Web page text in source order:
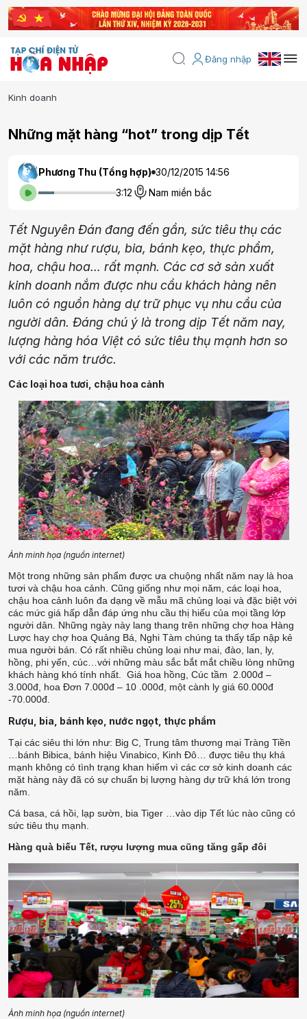
Đăng nhập
Kinh doanh
Những mặt hàng “hot” trong dịp Tết
Phương Thu (Tổng hợp) 30/12/2015 14:56
3:12
Nam miền bắc
Tết Nguyên Đán đang đến gần, sức tiêu thụ các
mặt hàng như rượu, bia, bánh kẹo, thực phẩm,
hoa, chậu hoa… rất mạnh. Các cơ sở sản xuất
kinh doanh nắm được nhu cầu khách hàng nên
luôn có nguồn hàng dự trữ phục vụ nhu cầu của
người dân. Đáng chú ý là trong dịp Tết năm nay,
lượng hàng hóa Việt có sức tiêu thụ mạnh hơn so
với các năm trước.
Các loại hoa tươi, chậu hoa cảnh
Ảnh minh họa (nguồn internet)
Một trong những sản phẩm được ưa chuộng nhất năm nay là hoa
tươi và chậu hoa cảnh. Cũng giống như mọi năm, các loại hoa,
chậu hoa cảnh luôn đa dạng về mẫu mã chủng loại và đặc biệt với
các mức giá hấp dẫn đáp ứng nhu cầu thị hiếu của mọi tầng lớp
người dân. Những ngày này lang thang trên những chợ hoa Hàng
Lược hay chợ hoa Quảng Bá, Nghi Tàm chúng ta thấy tấp nập kẻ
mua người bán. Có rất nhiều chủng loại như mai, đào, lan, ly,
hồng, phi yến, cúc…với những màu sắc bắt mắt chiều lòng những
khách hàng khó tính nhất. Giá hoa hồng, Cúc tầm 2.000đ –
3.000đ, hoa Đơn 7.000đ – 10 .000đ, một cành ly giá 60.000đ
-70.000đ.
Rượu, bia, bánh kẹo, nước ngọt, thực phẩm
Tại các siêu thi lớn như: Big C, Trung tâm thương mại Tràng Tiền
…bánh Bibica, bánh hiệu Vinabico, Kinh Đô… được tiêu thụ khá
mạnh không có tình trạng khan hiếm vì các cơ sở kinh doanh các
mặt hàng này đã có sự chuẩn bị lượng hàng dự trữ khá lớn trong
năm.
Cá basa, cá hồi, lạp sườn, bia Tiger …vào dịp Tết lúc nào cũng có
sức tiêu thụ mạnh.
Hàng quà biếu Tết, rượu lượng mua cũng tăng gấp đôi
Ảnh minh họa (nguồn internet)